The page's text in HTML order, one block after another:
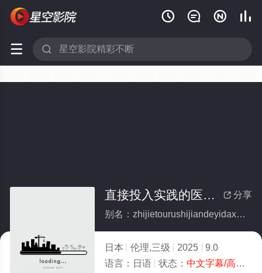
   
 
 分享
直接投入实践的医大学生情侣
别名：zhijietourushijiandeyidaxueshengqinglv
日本 伦理,三级 2025
9.0
语言： 日语 状态： 中文字幕/高清